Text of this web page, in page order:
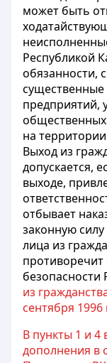
может быть
Республикой
обязанности,
предприятий,
на
Выход из
допускается,
выходе,
отбывает
законную
лица из
противоречит
безопасности
из
сентября 1996
В пункты 1 и 4
дополнения в